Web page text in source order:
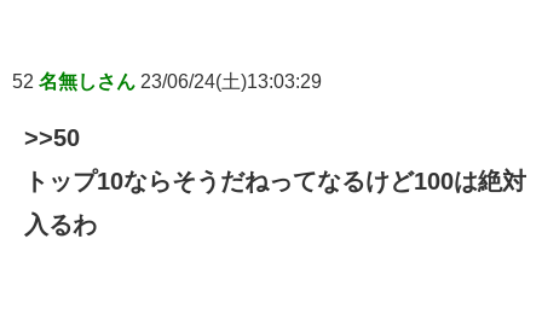
52 名無しさん 23/06/24(土)13:03:29
>>50
トップ10ならそうだねってなるけど100は絶対
入るわ